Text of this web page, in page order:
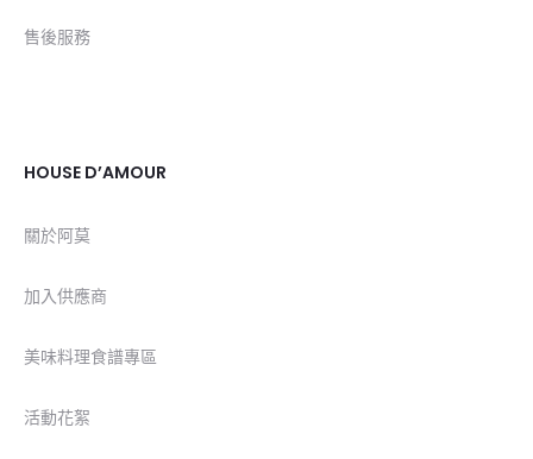
售後服務
HOUSE D’AMOUR
關於阿莫
加入供應商
美味料理食譜專區
活動花絮